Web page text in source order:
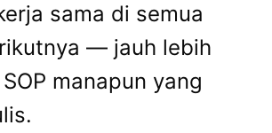
sama di semua
— jauh lebih
manapun yang